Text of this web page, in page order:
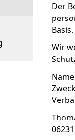
Der
Wir